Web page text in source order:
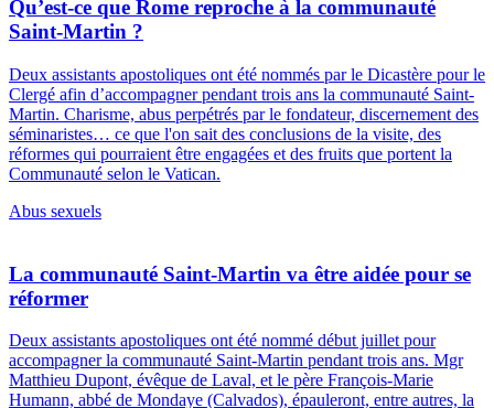
Qu’est-ce que Rome reproche à la communauté
Saint-Martin ?
Deux assistants apostoliques ont été nommés par le Dicastère pour le
Clergé afin d’accompagner pendant trois ans la communauté Saint-
Martin. Charisme, abus perpétrés par le fondateur, discernement des
séminaristes… ce que l'on sait des conclusions de la visite, des
réformes qui pourraient être engagées et des fruits que portent la
Communauté selon le Vatican.
Abus sexuels
La communauté Saint-Martin va être aidée pour se
réformer
Deux assistants apostoliques ont été nommé début juillet pour
accompagner la communauté Saint-Martin pendant trois ans. Mgr
Matthieu Dupont, évêque de Laval, et le père François-Marie
Humann, abbé de Mondaye (Calvados), épauleront, entre autres, la